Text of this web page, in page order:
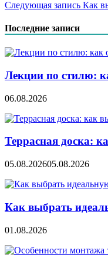
по
записям
Следующая запись Как
Последние записи
Лекции по стилю:
06.08.2026
Террасная доска:
05.08.202605.08.2026
Как выбрать
01.08.2026